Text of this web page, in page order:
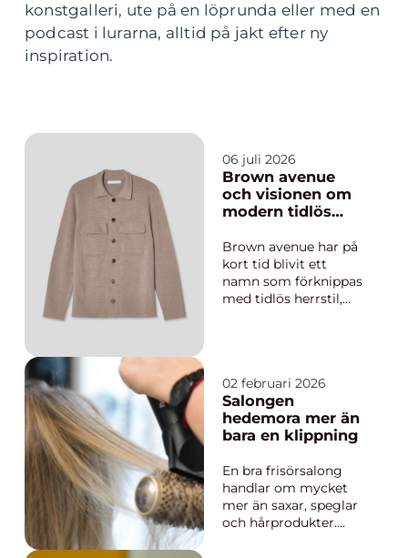
konstgalleri, ute på en löprunda eller med en
podcast i lurarna, alltid på jakt efter ny
inspiration.
06 juli 2026
Brown avenue
och visionen om
modern tidlös
Brown avenue har på
kort tid blivit ett
namn som förknippas
med tidlös herrstil,
avslappnad
rivierakänsla med den
strama, genomtänkta
estetiken från norden.
02 februari 2026
Salongen
hedemora mer än
bara en klippning
En bra frisörsalong
handlar om mycket
mer än saxar, speglar
och hårprodukter.